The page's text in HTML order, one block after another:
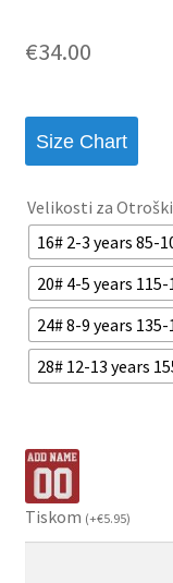
€34.00
Size Chart
Velikosti za Otroški
16# 2-3 years 85-
20# 4-5 years
24# 8-9 years
28# 12-13 years
Tiskom (+€5.95)